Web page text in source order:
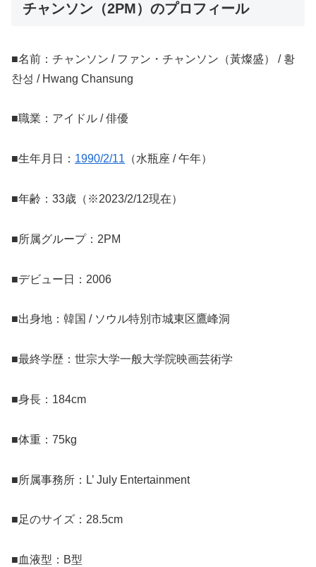
チャンソン（2PM）のプロフィール
■名前：チャンソン / ファン・チャンソン（黃燦盛） / 황
찬성 / Hwang Chansung
■職業：アイドル / 俳優
■生年月日： 1990/2/11 （水瓶座 / 午年）
■年齢：33歳（※2023/2/12現在）
■所属グループ：2PM
■デビュー日：2006
■出身地：韓国 / ソウル特別市城東区鷹峰洞
■最終学歴：世宗大学一般大学院映画芸術学
■身長：184cm
■体重：75kg
■所属事務所：L’ July Entertainment
■足のサイズ：28.5cm
■血液型：B型